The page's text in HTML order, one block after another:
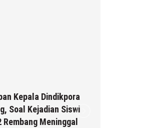
Ini Ciri-Cirinya, Siapa Tahu
Keluarga Anda (Temuan
Laki-Laki Di Pinggir Pantai